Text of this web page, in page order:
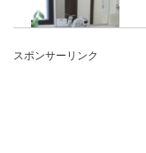
スポンサーリンク